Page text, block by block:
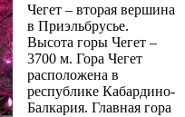
Чегет – вторая вершина
в Приэльбрусье.
Высота горы Чегет –
3700 м. Гора Чегет
расположена в
республике Кабардино-
Балкария. Главная гора